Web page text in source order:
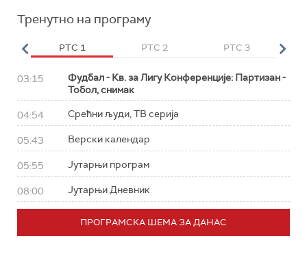
Тренутно на програму
РТС 1 РТС 2 РТС 3
03:15
Фудбал - Кв. за Лигу Конференције: Партизан -
Тобол, снимак
04:54 Срећни људи, ТВ серија
05:43 Верски календар
05:55 Јутарњи програм
08:00 Јутарњи Дневник
ПРОГРАМСКА ШЕМА ЗА ДАНАС